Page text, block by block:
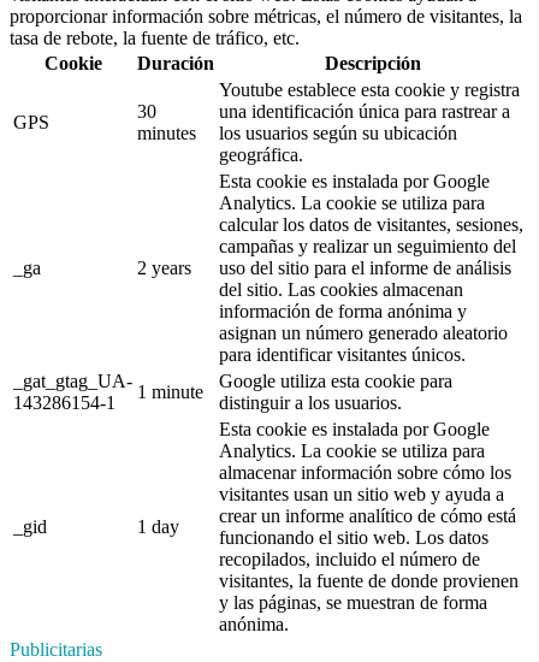
proporcionar información sobre métricas, el número de visitantes, la
tasa de rebote, la fuente de tráfico, etc.
Cookie
Duración Descripción
GPS
30
minutes
Youtube establece esta cookie y registra
una identificación única para rastrear a
los usuarios según su ubicación
geográfica.
_ga 2 years
Esta cookie es instalada por Google
Analytics. La cookie se utiliza para
calcular los datos de visitantes, sesiones,
campañas y realizar un seguimiento del
uso del sitio para el informe de análisis
del sitio. Las cookies almacenan
información de forma anónima y
asignan un número generado aleatorio
para identificar visitantes únicos.
_gat_gtag_UA-
143286154-1
1 minute
Google utiliza esta cookie para
distinguir a los usuarios.
_gid 1 day
Esta cookie es instalada por Google
Analytics. La cookie se utiliza para
almacenar información sobre cómo los
visitantes usan un sitio web y ayuda a
crear un informe analítico de cómo está
funcionando el sitio web. Los datos
recopilados, incluido el número de
visitantes, la fuente de donde provienen
y las páginas, se muestran de forma
anónima.
Publicitarias